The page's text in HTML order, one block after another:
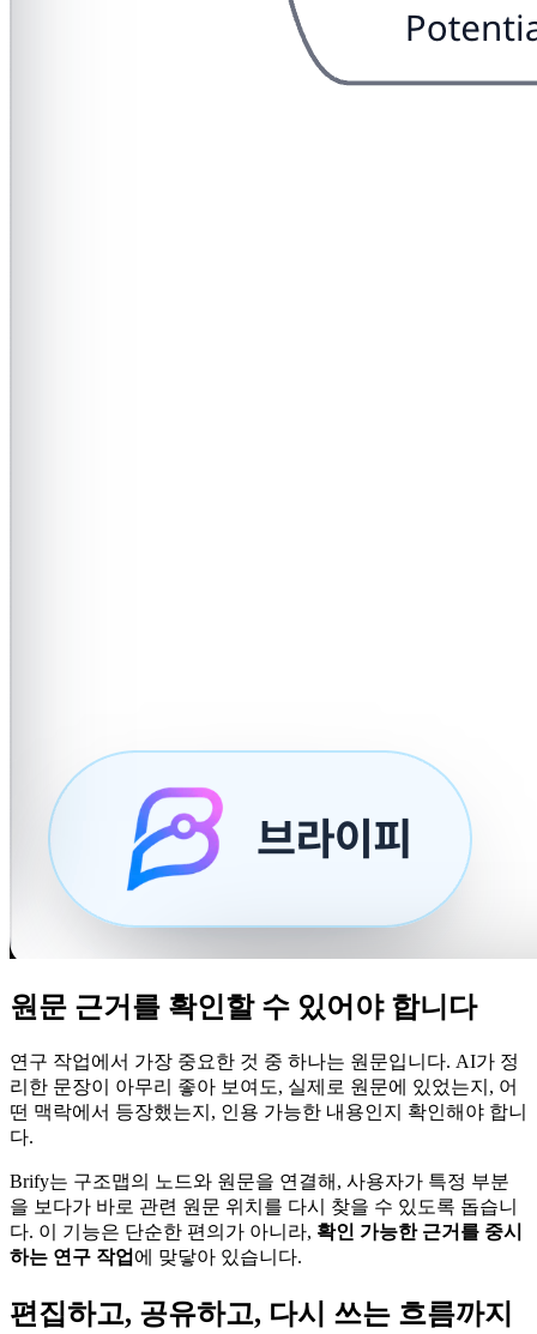
원문 근거를 확인할 수 있어야 합니다
연구 작업에서 가장 중요한 것 중 하나는 원문입니다. AI가 정
리한 문장이 아무리 좋아 보여도, 실제로 원문에 있었는지, 어
떤 맥락에서 등장했는지, 인용 가능한 내용인지 확인해야 합니
다.
Brify는 구조맵의 노드와 원문을 연결해, 사용자가 특정 부분
을 보다가 바로 관련 원문 위치를 다시 찾을 수 있도록 돕습니
다. 이 기능은 단순한 편의가 아니라, 확인 가능한 근거를 중시
하는 연구 작업 에 맞닿아 있습니다.
편집하고, 공유하고, 다시 쓰는 흐름까지